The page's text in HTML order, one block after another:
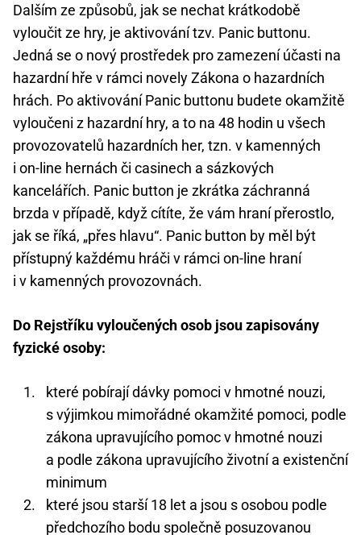
Dalším ze způsobů, jak se nechat krátkodobě
vyloučit ze hry, je aktivování tzv. Panic buttonu.
Jedná se o nový prostředek pro zamezení účasti na
hazardní hře v rámci novely Zákona o hazardních
hrách. Po aktivování Panic buttonu budete okamžitě
vyloučeni z hazardní hry, a to na 48 hodin u všech
provozovatelů hazardních her, tzn. v kamenných
i on-line hernách či casinech a sázkových
kancelářích. Panic button je zkrátka záchranná
brzda v případě, když cítíte, že vám hraní přerostlo,
jak se říká, „přes hlavu“. Panic button by měl být
přístupný každému hráči v rámci on-line hraní
i v kamenných provozovnách.
Do Rejstříku vyloučených osob jsou zapisovány
fyzické osoby:
které pobírají dávky pomoci v hmotné nouzi,
s výjimkou mimořádné okamžité pomoci, podle
zákona upravujícího pomoc v hmotné nouzi
a podle zákona upravujícího životní a existenční
minimum
které jsou starší 18 let a jsou s osobou podle
předchozího bodu společně posuzovanou